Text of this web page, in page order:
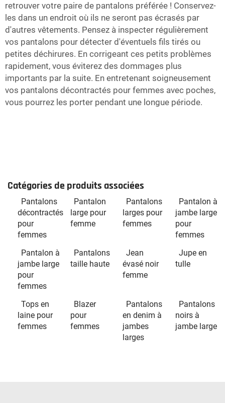
retrouver votre paire de pantalons préférée ! Conservez-
les dans un endroit où ils ne seront pas écrasés par
d'autres vêtements. Pensez à inspecter régulièrement
vos pantalons pour détecter d'éventuels fils tirés ou
petites déchirures. En corrigeant ces petits problèmes
rapidement, vous éviterez des dommages plus
importants par la suite. En entretenant soigneusement
vos pantalons décontractés pour femmes avec poches,
vous pourrez les porter pendant une longue période.
Catégories de produits associées
Pantalons
décontractés
pour
femmes
Pantalon
large pour
femme
Pantalons
larges pour
femmes
Pantalon à
jambe large
pour
femmes
Pantalon à
jambe large
pour
femmes
Pantalons
taille haute
Jean
évasé noir
femme
Jupe en
tulle
Tops en
laine pour
femmes
Blazer
pour
femmes
Pantalons
en denim à
jambes
larges
Pantalons
noirs à
jambe large